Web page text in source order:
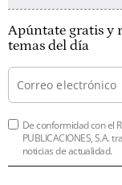
Apúntate gratis y
temas del día
De conformidad con el
PUBLICACIONES, S.A.
noticias de actualidad.